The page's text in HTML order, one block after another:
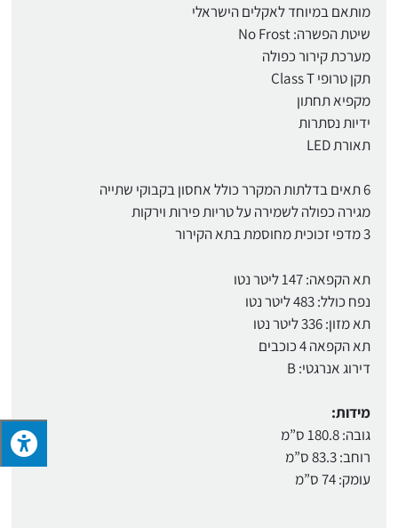
מותאם במיוחד לאקלים הישראלי
שיטת הפשרה: No Frost
מערכת קירור כפולה
תקן טרופי Class T
מקפיא תחתון
ידיות נסתרות
תאורת LED
6 תאים בדלתות המקרר כולל אחסון בקבוקי שתייה
מגירה כפולה לשמירה על טריות פירות וירקות
3 מדפי זכוכית מחוסמת בתא הקירור
תא הקפאה: 147 ליטר נטו
נפח כולל: 483 ליטר נטו
תא מזון: 336 ליטר נטו
תא הקפאה 4 כוכבים
דירוג אנרגטי: B
מידות:
גובה: 180.8 ס”מ
רוחב: 83.3 ס”מ
עומק: 74 ס”מ